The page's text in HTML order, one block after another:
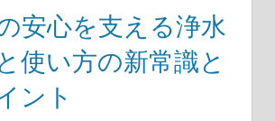
安心を支える浄水
使い方の新常識と
ント